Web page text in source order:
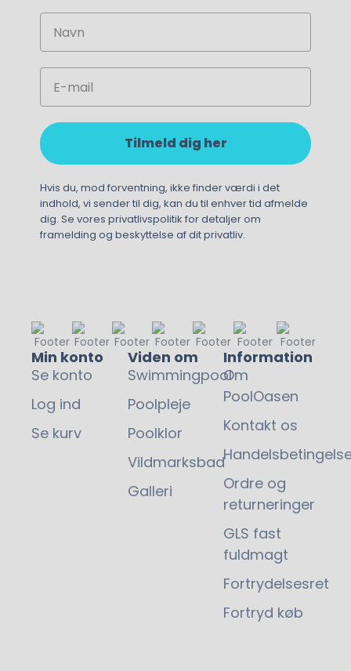
Tilmeld dig her
Hvis du, mod forventning, ikke finder værdi i det
indhold, vi sender til dig, kan du til enhver tid afmelde
dig. Se vores privatlivspolitik for detaljer om
framelding og beskyttelse af dit privatliv.
Min konto
Se konto
Log ind
Se kurv
Viden om
Swimmingpool
Poolpleje
Poolklor
Vildmarksbad
Galleri
Information
Om
PoolOasen
Kontakt os
Ordre og
returneringer
GLS fast
fuldmagt
Fortrydelsesret
Fortryd køb